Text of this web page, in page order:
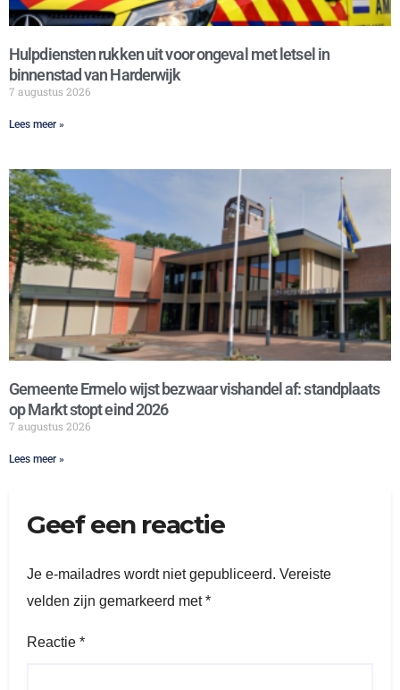
Hulpdiensten rukken uit voor ongeval met letsel in
binnenstad van Harderwijk
7 augustus 2026
Lees meer »
Gemeente Ermelo wijst bezwaar vishandel af: standplaats
op Markt stopt eind 2026
7 augustus 2026
Lees meer »
Geef een reactie
Je e-mailadres wordt niet gepubliceerd. Vereiste
velden zijn gemarkeerd met*
Reactie *